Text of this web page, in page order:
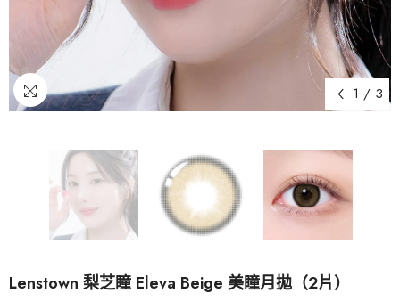
1 / 3
Lenstown 梨芝瞳 Eleva Beige 美瞳月拋（2片）